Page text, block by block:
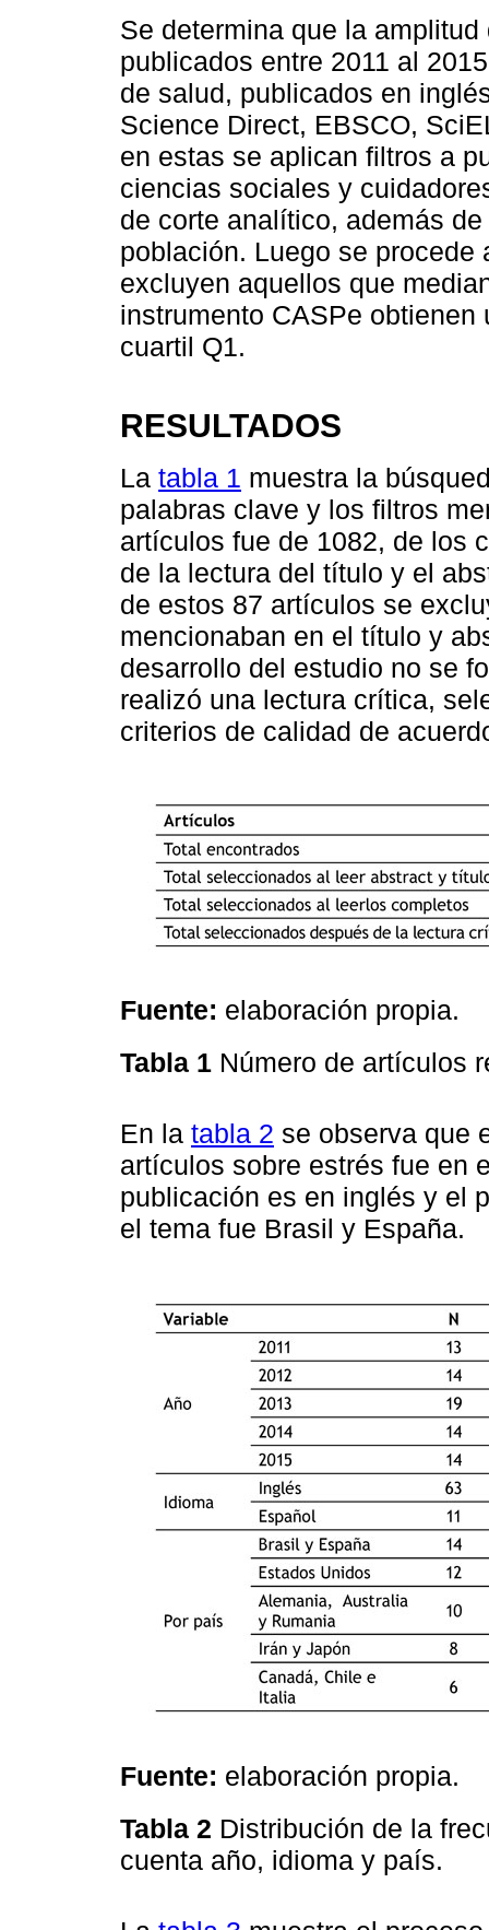
Se determina que la
publicados entre 2011 al
de salud, publicados en
Science Direct, EBSCO,
en estas se aplican filtros a
ciencias sociales y
de corte analítico, además
población. Luego se
excluyen aquellos que
instrumento CASPe
cuartil Q1.
RESULTADOS
La tabla 1 muestra la
palabras clave y los filtros
artículos fue de 1082, de los
de la lectura del título y el
de estos 87 artículos se
mencionaban en el título y
desarrollo del estudio no se
realizó una lectura crítica,
criterios de calidad de
Fuente: elaboración propia.
Tabla 1 Número de artículos
En la tabla 2 se observa que
artículos sobre estrés fue en
publicación es en inglés y el
el tema fue Brasil y España.
Fuente: elaboración propia.
Tabla 2 Distribución de la
cuenta año, idioma y país.